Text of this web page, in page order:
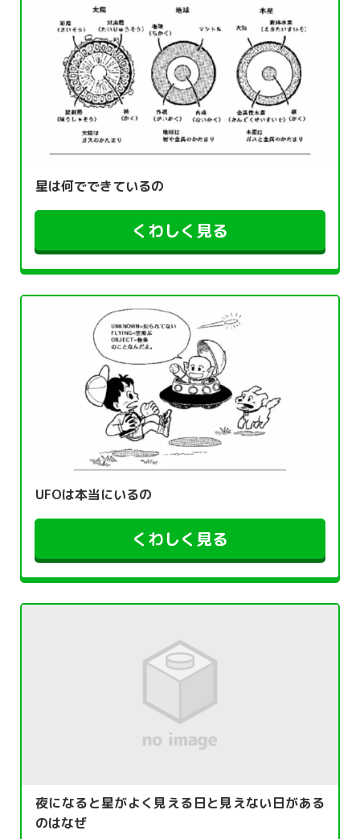
星は何でできているの
くわしく見る
UFOは本当にいるの
くわしく見る
夜になると星がよく見える日と見えない日がある
のはなぜ